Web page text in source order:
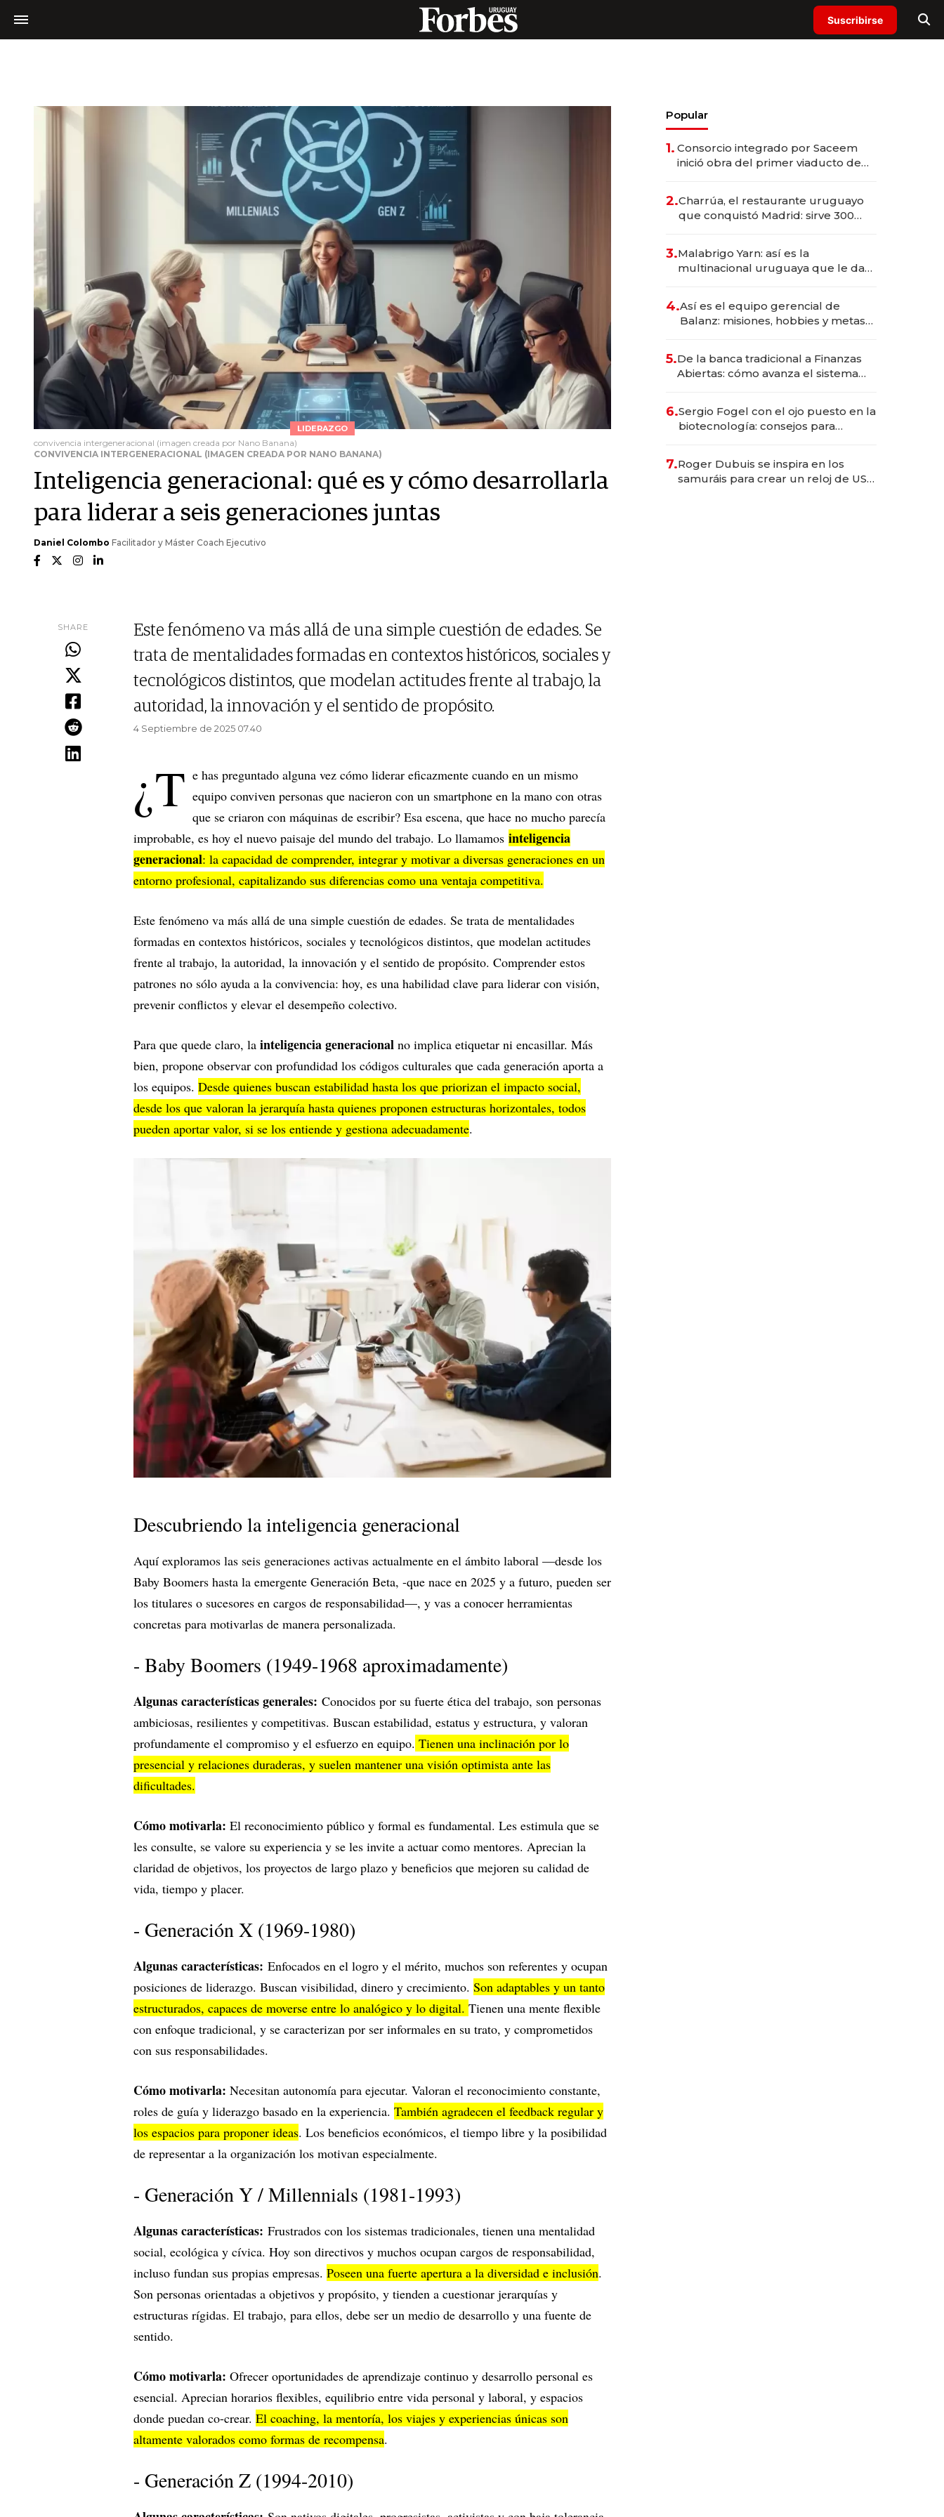
Suscribirse
LIDERAZGO
convivencia intergeneracional (imagen creada por Nano Banana)
CONVIVENCIA INTERGENERACIONAL (IMAGEN CREADA POR NANO BANANA)
Inteligencia generacional: qué es y cómo desarrollarla
para liderar a seis generaciones juntas
Daniel Colombo Facilitador y Máster Coach Ejecutivo
SHARE
Este fenómeno va más allá de una simple cuestión de edades. Se
trata de mentalidades formadas en contextos históricos, sociales y
tecnológicos distintos, que modelan actitudes frente al trabajo, la
autoridad, la innovación y el sentido de propósito.
4 Septiembre de 2025 07.40
¿T e has preguntado alguna vez cómo liderar eficazmente cuando en un mismo
equipo conviven personas que nacieron con un smartphone en la mano con otras
que se criaron con máquinas de escribir? Esa escena, que hace no mucho parecía
improbable, es hoy el nuevo paisaje del mundo del trabajo. Lo llamamos inteligencia
generacional: la capacidad de comprender, integrar y motivar a diversas generaciones en un
entorno profesional, capitalizando sus diferencias como una ventaja competitiva.
Este fenómeno va más allá de una simple cuestión de edades. Se trata de mentalidades
formadas en contextos históricos, sociales y tecnológicos distintos, que modelan actitudes
frente al trabajo, la autoridad, la innovación y el sentido de propósito. Comprender estos
patrones no sólo ayuda a la convivencia: hoy, es una habilidad clave para liderar con visión,
prevenir conflictos y elevar el desempeño colectivo.
Para que quede claro, la inteligencia generacional no implica etiquetar ni encasillar. Más
bien, propone observar con profundidad los códigos culturales que cada generación aporta a
los equipos. Desde quienes buscan estabilidad hasta los que priorizan el impacto social,
desde los que valoran la jerarquía hasta quienes proponen estructuras horizontales, todos
pueden aportar valor, si se los entiende y gestiona adecuadamente.
Descubriendo la inteligencia generacional
Aquí exploramos las seis generaciones activas actualmente en el ámbito laboral —desde los
Baby Boomers hasta la emergente Generación Beta, -que nace en 2025 y a futuro, pueden ser
los titulares o sucesores en cargos de responsabilidad—, y vas a conocer herramientas
concretas para motivarlas de manera personalizada.
- Baby Boomers (1949-1968 aproximadamente)
Algunas características generales: Conocidos por su fuerte ética del trabajo, son personas
ambiciosas, resilientes y competitivas. Buscan estabilidad, estatus y estructura, y valoran
profundamente el compromiso y el esfuerzo en equipo. Tienen una inclinación por lo
presencial y relaciones duraderas, y suelen mantener una visión optimista ante las
dificultades.
Cómo motivarla: El reconocimiento público y formal es fundamental. Les estimula que se
les consulte, se valore su experiencia y se les invite a actuar como mentores. Aprecian la
claridad de objetivos, los proyectos de largo plazo y beneficios que mejoren su calidad de
vida, tiempo y placer.
- Generación X (1969-1980)
Algunas características: Enfocados en el logro y el mérito, muchos son referentes y ocupan
posiciones de liderazgo. Buscan visibilidad, dinero y crecimiento. Son adaptables y un tanto
estructurados, capaces de moverse entre lo analógico y lo digital. Tienen una mente flexible
con enfoque tradicional, y se caracterizan por ser informales en su trato, y comprometidos
con sus responsabilidades.
Cómo motivarla: Necesitan autonomía para ejecutar. Valoran el reconocimiento constante,
roles de guía y liderazgo basado en la experiencia. También agradecen el feedback regular y
los espacios para proponer ideas. Los beneficios económicos, el tiempo libre y la posibilidad
de representar a la organización los motivan especialmente.
- Generación Y / Millennials (1981-1993)
Algunas características: Frustrados con los sistemas tradicionales, tienen una mentalidad
social, ecológica y cívica. Hoy son directivos y muchos ocupan cargos de responsabilidad,
incluso fundan sus propias empresas. Poseen una fuerte apertura a la diversidad e inclusión.
Son personas orientadas a objetivos y propósito, y tienden a cuestionar jerarquías y
estructuras rígidas. El trabajo, para ellos, debe ser un medio de desarrollo y una fuente de
sentido.
Cómo motivarla: Ofrecer oportunidades de aprendizaje continuo y desarrollo personal es
esencial. Aprecian horarios flexibles, equilibrio entre vida personal y laboral, y espacios
donde puedan co-crear. El coaching, la mentoría, los viajes y experiencias únicas son
altamente valorados como formas de recompensa.
- Generación Z (1994-2010)
Popular
1. Consorcio integrado por Saceem
inició obra del primer viaducto de
millones
2.Charrúa, el restaurante uruguayo
que conquistó Madrid: sirve 300
prepara apertura
3.Malabrigo Yarn: así es la
multinacional uruguaya que le da
4.Así es el equipo gerencial de
Balanz: misiones, hobbies y metas
5.De la banca tradicional a Finanzas
Abiertas: cómo avanza el sistema
6.Sergio Fogel con el ojo puesto en la
biotecnología: consejos para
7.Roger Dubuis se inspira en los
samuráis para crear un reloj de US$